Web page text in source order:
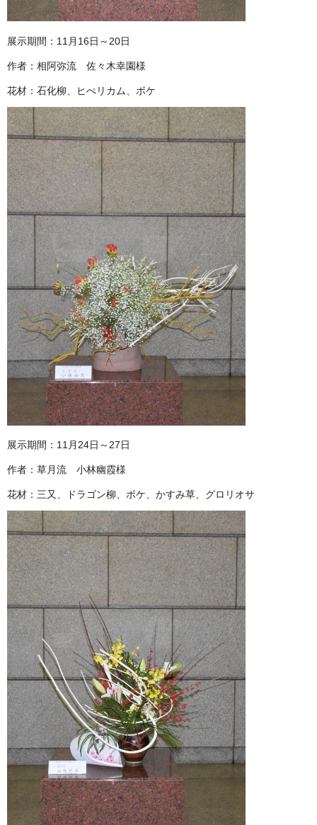
展示期間：11月16日～20日
作者：相阿弥流 佐々木幸園様
花材：石化柳、ヒぺリカム、ボケ
展示期間：11月24日～27日
作者：草月流 小林幽霞様
花材：三又、ドラゴン柳、ボケ、かすみ草、グロリオサ